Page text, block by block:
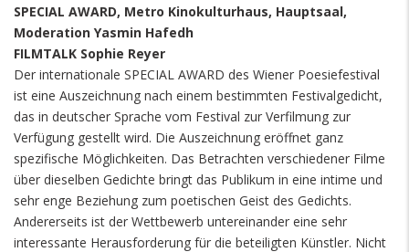
SPECIAL AWARD, Metro Kinokulturhaus, Hauptsaal,
Moderation Yasmin Hafedh
FILMTALK Sophie Reyer
Der internationale SPECIAL AWARD des Wiener Poesiefestival
ist eine Auszeichnung nach einem bestimmten Festivalgedicht,
das in deutscher Sprache vom Festival zur Verfilmung zur
Verfügung gestellt wird. Die Auszeichnung eröffnet ganz
spezifische Möglichkeiten. Das Betrachten verschiedener Filme
über dieselben Gedichte bringt das Publikum in eine intime und
sehr enge Beziehung zum poetischen Geist des Gedichts.
Andererseits ist der Wettbewerb untereinander eine sehr
interessante Herausforderung für die beteiligten Künstler. Nicht